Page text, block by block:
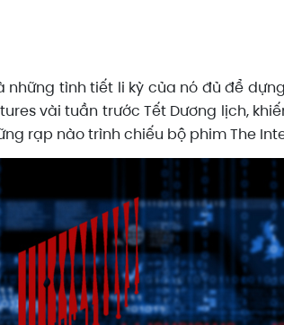
tình tiết li kỳ của nó đủ để
vài tuần trước Tết Dương lịch,
rạp nào trình chiếu bộ phim The